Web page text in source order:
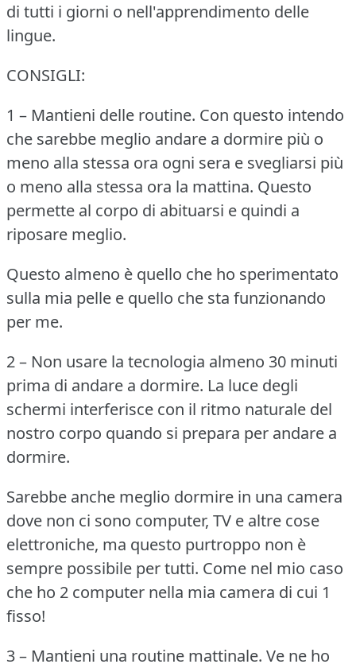
di tutti i giorni o nell'apprendimento delle
lingue.
CONSIGLI:
1 – Mantieni delle routine. Con questo intendo
che sarebbe meglio andare a dormire più o
meno alla stessa ora ogni sera e svegliarsi più
o meno alla stessa ora la mattina. Questo
permette al corpo di abituarsi e quindi a
riposare meglio.
Questo almeno è quello che ho sperimentato
sulla mia pelle e quello che sta funzionando
per me.
2 – Non usare la tecnologia almeno 30 minuti
prima di andare a dormire. La luce degli
schermi interferisce con il ritmo naturale del
nostro corpo quando si prepara per andare a
dormire.
Sarebbe anche meglio dormire in una camera
dove non ci sono computer, TV e altre cose
elettroniche, ma questo purtroppo non è
sempre possibile per tutti. Come nel mio caso
che ho 2 computer nella mia camera di cui 1
fisso!
3 – Mantieni una routine mattinale. Ve ne ho